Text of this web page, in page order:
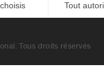
Tous droits réservés